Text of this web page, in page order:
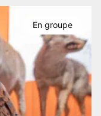
En groupe